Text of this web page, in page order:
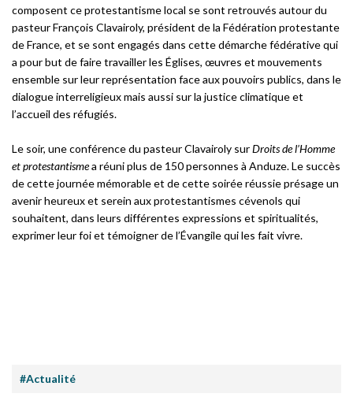
composent ce protestantisme local se sont retrouvés autour du
pasteur François Clavairoly, président de la Fédération protestante
de France, et se sont engagés dans cette démarche fédérative qui
a pour but de faire travailler les Églises, œuvres et mouvements
ensemble sur leur représentation face aux pouvoirs publics, dans le
dialogue interreligieux mais aussi sur la justice climatique et
l’accueil des réfugiés.
Le soir, une conférence du pasteur Clavairoly surDroits de l’Homme
et protestantismea réuni plus de 150 personnes à Anduze. Le succès
de cette journée mémorable et de cette soirée réussie présage un
avenir heureux et serein aux protestantismes cévenols qui
souhaitent, dans leurs différentes expressions et spiritualités,
exprimer leur foi et témoigner de l’Évangile qui les fait vivre.
#Actualité